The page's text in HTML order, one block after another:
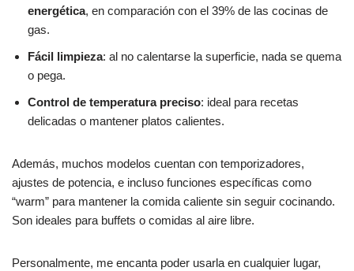
energética, en comparación con el 39% de las cocinas de
gas.
Fácil limpieza: al no calentarse la superficie, nada se quema
o pega.
Control de temperatura preciso: ideal para recetas
delicadas o mantener platos calientes.
Además, muchos modelos cuentan con temporizadores,
ajustes de potencia, e incluso funciones específicas como
“warm” para mantener la comida caliente sin seguir cocinando.
Son ideales para buffets o comidas al aire libre.
Personalmente, me encanta poder usarla en cualquier lugar,